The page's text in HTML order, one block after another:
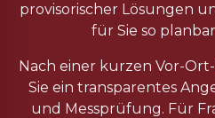
provisorischer Lösungen
für Sie so
Nach einer kurzen Vor-
Sie ein transparentes
und Messprüfung. Für